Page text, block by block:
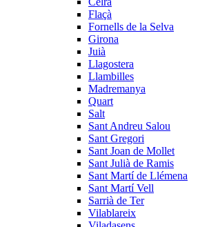
Flaçà
Fornells de la Selva
Girona
Juià
Llagostera
Llambilles
Madremanya
Quart
Salt
Sant Andreu Salou
Sant Gregori
Sant Joan de Mollet
Sant Julià de Ramis
Sant Martí de Llémena
Sant Martí Vell
Sarrià de Ter
Vilablareix